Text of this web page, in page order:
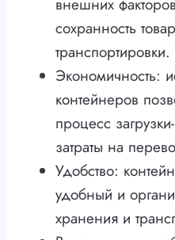
внешних
сохранность
транспортировки.
Экономичность:
контейнеров
процесс
затраты на
Удобство:
удобный и
хранения и